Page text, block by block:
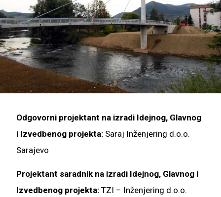
Odgovorni projektant na izradi Idejnog, Glavnog
i Izvedbenog projekta: Saraj Inženjering d.o.o.
Sarajevo
Projektant saradnik na izradi Idejnog, Glavnog i
Izvedbenog projekta: TZI – Inženjering d.o.o.